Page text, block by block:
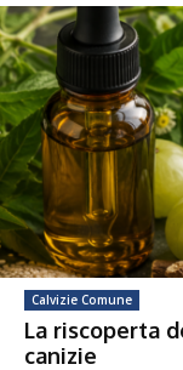
Calvizie Comune
La riscoperta
canizie